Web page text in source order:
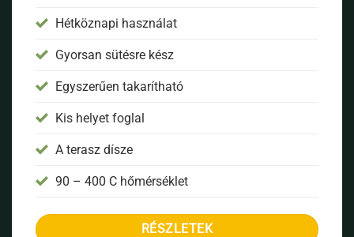
Hétköznapi használat
Gyorsan sütésre kész
Egyszerűen takarítható
Kis helyet foglal
A terasz dísze
90 – 400 C hőmérséklet
RÉSZLETEK